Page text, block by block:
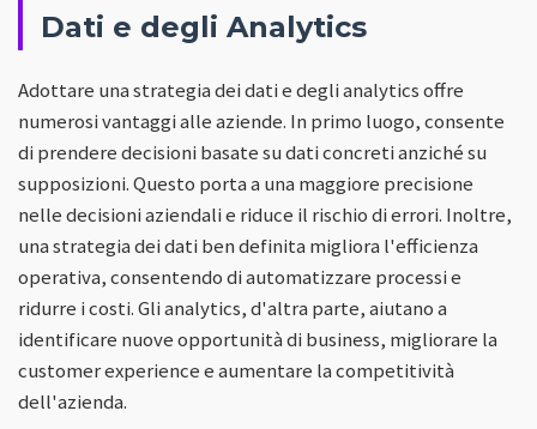
Dati e degli Analytics
Adottare una strategia dei dati e degli analytics offre
numerosi vantaggi alle aziende. In primo luogo, consente
di prendere decisioni basate su dati concreti anziché su
supposizioni. Questo porta a una maggiore precisione
nelle decisioni aziendali e riduce il rischio di errori. Inoltre,
una strategia dei dati ben definita migliora l'efficienza
operativa, consentendo di automatizzare processi e
ridurre i costi. Gli analytics, d'altra parte, aiutano a
identificare nuove opportunità di business, migliorare la
customer experience e aumentare la competitività
dell'azienda.